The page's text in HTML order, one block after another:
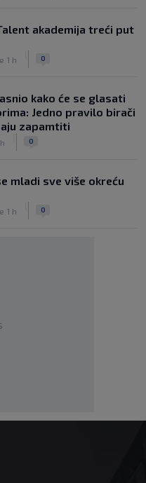
akademija treći put
1 h 0
kako će se glasati
Jedno pravilo birači
zapamtiti
0
mladi sve više okreću
1 h 0